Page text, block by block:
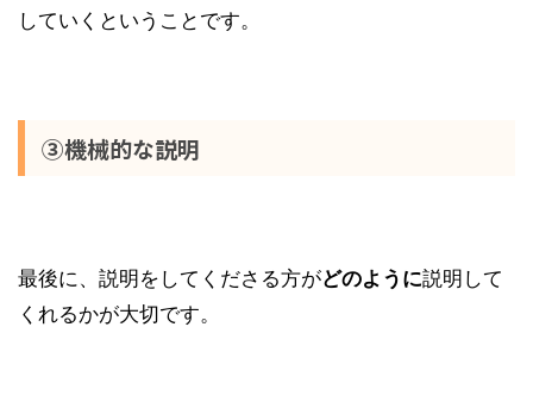
していくということです。
③機械的な説明
最後に、説明をしてくださる方がどのように説明して
くれるかが大切です。